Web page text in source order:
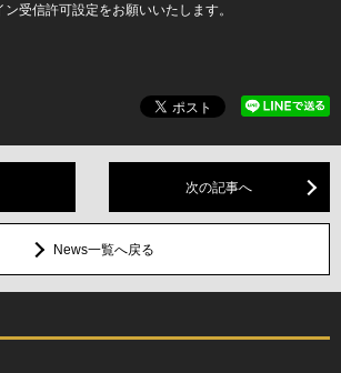
受信許可設定をお願いいたします。
次の記事へ
News一覧へ戻る